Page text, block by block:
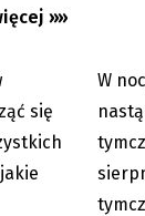
»»
07.08.2026
się
W